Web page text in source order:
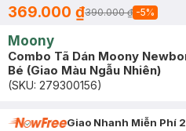
369.000 ₫390.000 ₫ -5%
Moony
Combo Tã Dán Moony
Bé (Giao Màu Ngẫu Nhiên)
(SKU: 279300156)
Giao Nhanh Miễn Phí